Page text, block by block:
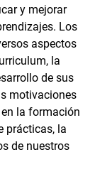
y mejorar
Los
aspectos
la
de sus
motivaciones
la formación
prácticas, la
de nuestros